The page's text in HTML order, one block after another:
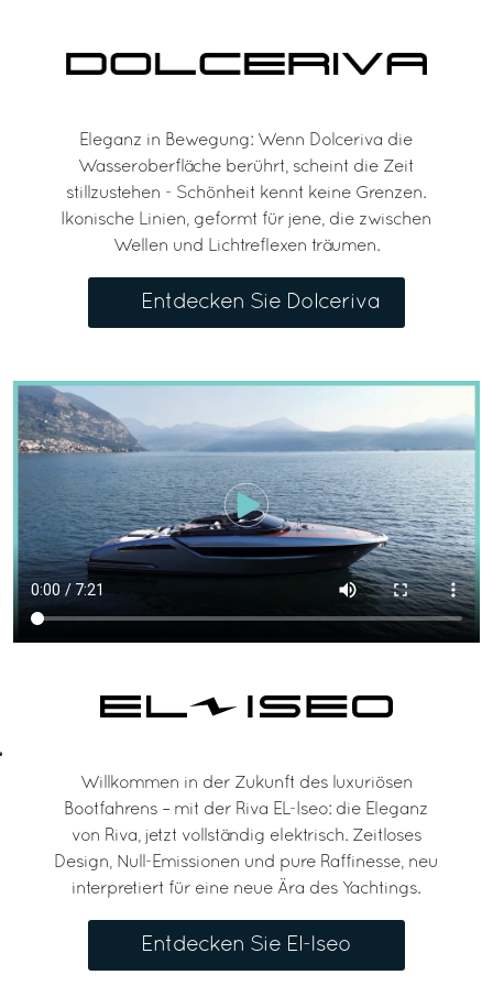
Eleganz in Bewegung: Wenn Dolceriva die
Wasseroberfläche berührt, scheint die Zeit
stillzustehen - Schönheit kennt keine Grenzen.
Ikonische Linien, geformt für jene, die zwischen
Wellen und Lichtreflexen träumen.
Entdecken Sie Dolceriva
Willkommen in der Zukunft des luxuriösen
Bootfahrens – mit der Riva EL-Iseo: die Eleganz
von Riva, jetzt vollständig elektrisch. Zeitloses
Design, Null-Emissionen und pure Raffinesse, neu
interpretiert für eine neue Ära des Yachtings.
Entdecken Sie El-Iseo